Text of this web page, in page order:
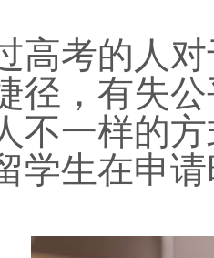
高考的人
径，有失
不一样的
学生在申